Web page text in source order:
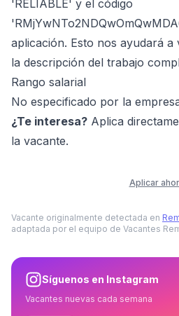
'RELIABLE' y el código
aplicación. Esto nos ayudará
la descripción del trabajo
Rango salarial
No especificado por la
¿Te interesa? Aplica
la vacante.
Aplicar
Vacante originalmente detectada en
adaptada por el equipo de Vacantes
Síguenos en Instagram
Vacantes nuevas cada semana